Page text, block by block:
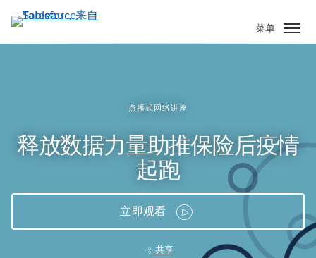
转
到
菜单
点播式网络讲座
释放数据力量助推保险后疫情
起跑
立即观看
共享